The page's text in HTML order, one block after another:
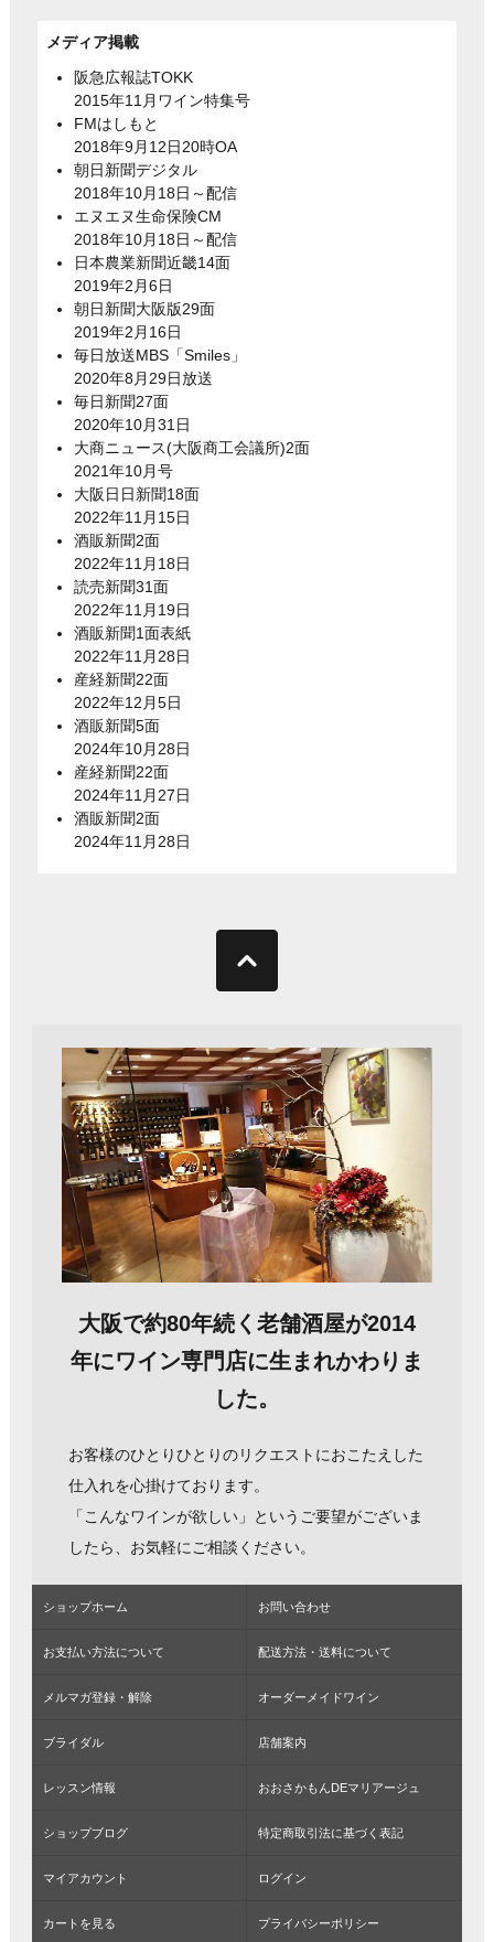
メディア掲載
阪急広報誌TOKK
2015年11月ワイン特集号
FMはしもと
2018年9月12日20時OA
朝日新聞デジタル
2018年10月18日～配信
エヌエヌ生命保険CM
2018年10月18日～配信
日本農業新聞近畿14面
2019年2月6日
朝日新聞大阪版29面
2019年2月16日
毎日放送MBS「Smiles」
2020年8月29日放送
毎日新聞27面
2020年10月31日
大商ニュース(大阪商工会議所)2面
2021年10月号
大阪日日新聞18面
2022年11月15日
酒販新聞2面
2022年11月18日
読売新聞31面
2022年11月19日
酒販新聞1面表紙
2022年11月28日
産経新聞22面
2022年12月5日
酒販新聞5面
2024年10月28日
産経新聞22面
2024年11月27日
酒販新聞2面
2024年11月28日
大阪で約80年続く老舗酒屋が2014
年にワイン専門店に生まれかわりま
した。
お客様のひとりひとりのリクエストにおこたえした
仕入れを心掛けております。
「こんなワインが欲しい」というご要望がございま
したら、お気軽にご相談ください。
ショップホーム お問い合わせ
お支払い方法について 配送方法・送料について
メルマガ登録・解除 オーダーメイドワイン
ブライダル 店舗案内
レッスン情報 おおさかもんDEマリアージュ
ショップブログ 特定商取引法に基づく表記
マイアカウント ログイン
カートを見る プライバシーポリシー